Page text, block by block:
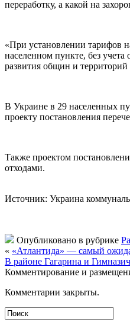
переработку, а какой на
«При установлении тарифов
населенном пункте, без
развития общин и
В Украине в 29 населенных
проекту постановления
Также проектом
отходами.
Источник: Украина
Опубликовано в рубрике
« «Атлантида» — самый
В районе Гагарина и
Комментирование и
Комментарии закрыты.